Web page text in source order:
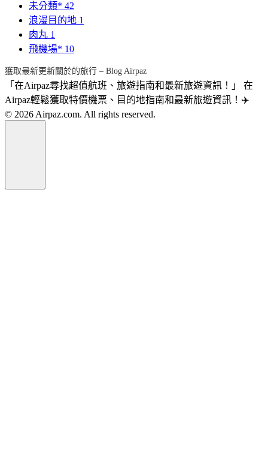
未分類* 42
浪漫目的地 1
肉丸 1
飛機場* 10
獲取最新更新關於的旅行 – Blog Airpaz
「在Airpaz尋找超值航班、旅遊指南和最新旅遊資訊！」 在
Airpaz輕鬆獲取特價機票、目的地指南和最新旅遊資訊！✈️
© 2026 Airpaz.com. All rights reserved.